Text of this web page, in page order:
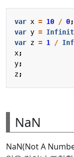
var x = 10 / 0;
var y =
var z = 1 /
x;
y;
z;
NaN
NaN(Not A